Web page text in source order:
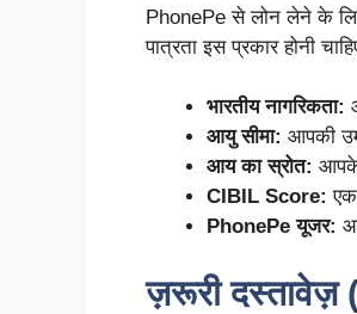
PhonePe से लोन लेने के
पात्रता इस प्रकार होनी
भारतीय नागरिकता:
आयु सीमा: आपकी
आय का स्रोत: आपके
CIBIL Score: एक
PhonePe यूजर:
ज़रूरी